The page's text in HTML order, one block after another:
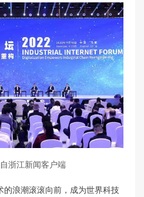
浙江新闻客户端
的浪潮滚滚向前，成为世界科技